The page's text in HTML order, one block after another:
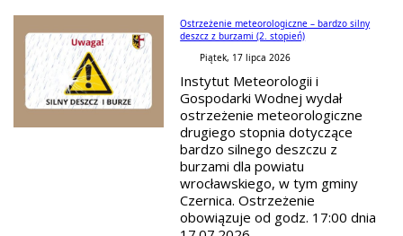
Ostrzeżenie meteorologiczne – bardzo silny
deszcz z burzami (2. stopień)
Piątek, 17 lipca 2026
Instytut Meteorologii i
Gospodarki Wodnej wydał
ostrzeżenie meteorologiczne
drugiego stopnia dotyczące
bardzo silnego deszczu z
burzami dla powiatu
wrocławskiego, w tym gminy
Czernica. Ostrzeżenie
obowiązuje od godz. 17:00 dnia